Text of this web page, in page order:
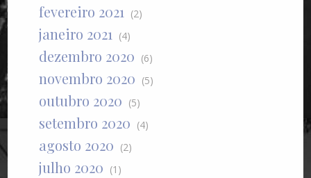
fevereiro 2021 (2)
janeiro 2021 (4)
dezembro 2020 (6)
novembro 2020 (5)
outubro 2020 (5)
setembro 2020 (4)
agosto 2020 (2)
julho 2020 (1)